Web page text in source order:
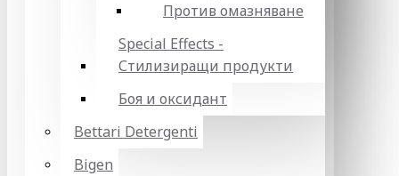
Против омазняване
Special Effects -
Стилизиращи продукти
Боя и оксидант
Bettari Detergenti
Bigen